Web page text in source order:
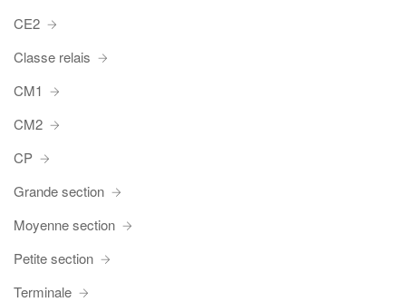
CE2
Classe relais
CM1
CM2
CP
Grande section
Moyenne section
Petite section
Terminale